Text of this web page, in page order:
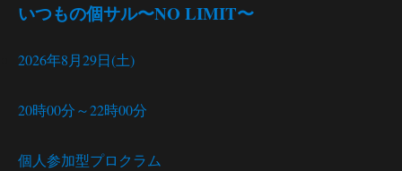
いつもの個サル〜NO LIMIT〜
2026年8月29日(土)
20時00分～22時00分
個人参加型プロクラム